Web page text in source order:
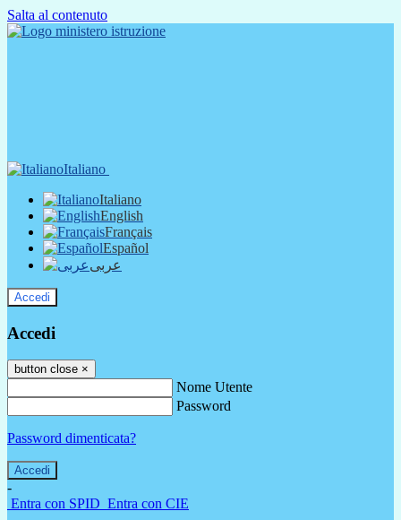
Salta al contenuto
Italiano
Italiano
English
Français
Español
عربى
Accedi
Accedi
button close ×
Nome Utente
Password
Password dimenticata?
-
Entra con SPID Entra con CIE